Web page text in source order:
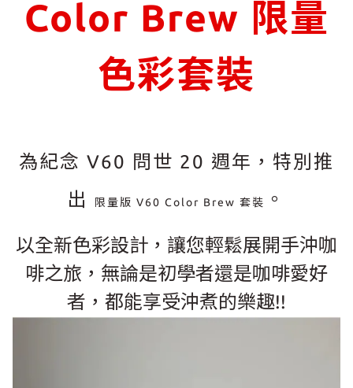
Color Brew 限量
色彩套裝
為紀念 V60 問世 20 週年，特別推
出
限量版 V60 Color Brew 套裝 。
以全新色彩設計，讓您輕鬆展開手沖咖
啡之旅，無論是初學者還是咖啡愛好
者，都能享受沖煮的樂趣!!